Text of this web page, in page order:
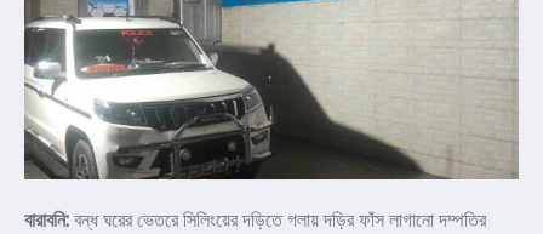
বারাবনি: বন্ধ ঘরের ভেতরে সিলিংয়ের দড়িতে গলায় দড়ির ফাঁস লাগানো দম্পতির